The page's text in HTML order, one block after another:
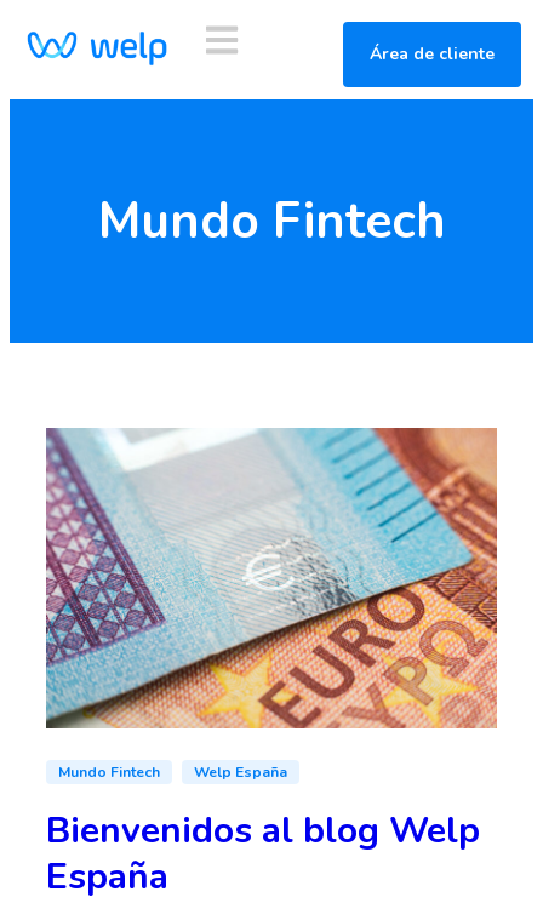
Área de cliente
Mundo Fintech
Mundo Fintech Welp España
Bienvenidos al blog Welp
España